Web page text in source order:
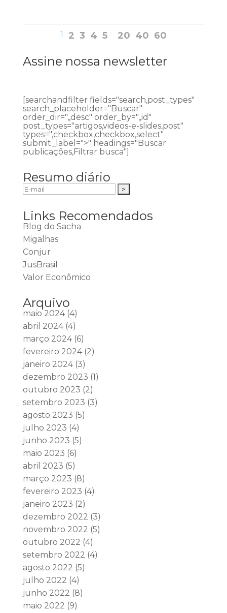
1 2 3 4 5 20 40 60
Assine nossa newsletter
[searchandfilter fields="search,post_types"
search_placeholder="Buscar"
order_dir=",,desc" order_by=",,id"
post_types="artigos,videos-e-slides,post"
types=",checkbox,checkbox,select"
submit_label=">" headings="Buscar
publicações,Filtrar busca"]
Resumo diário
Links Recomendados
Blog do Sacha
Migalhas
Conjur
JusBrasil
Valor Econômico
Arquivo
maio 2024(4)
abril 2024(4)
março 2024(6)
fevereiro 2024(2)
janeiro 2024(3)
dezembro 2023 (1)
outubro 2023 (2)
setembro 2023 (3)
agosto 2023 (5)
julho 2023 (4)
junho 2023 (5)
maio 2023 (6)
abril 2023 (5)
março 2023 (8)
fevereiro 2023 (4)
janeiro 2023 (2)
dezembro 2022 (3)
novembro 2022 (5)
outubro 2022 (4)
setembro 2022 (4)
agosto 2022 (5)
julho 2022 (4)
junho 2022 (8)
maio 2022 (9)